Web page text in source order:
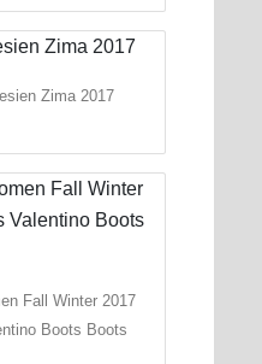
Zima 2017
Fall Winter 2017
Boots Boots